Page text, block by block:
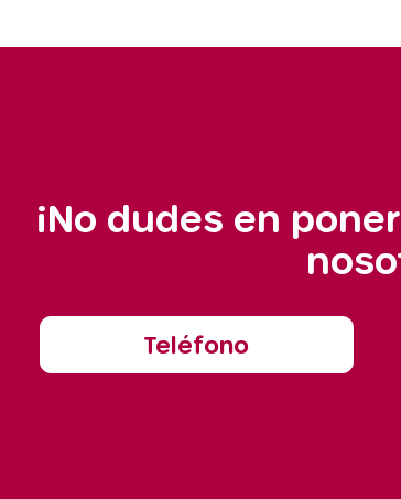
¡No dudes en
Teléfono